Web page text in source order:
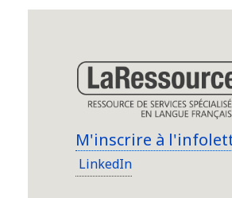
M'inscrire à
LinkedIn